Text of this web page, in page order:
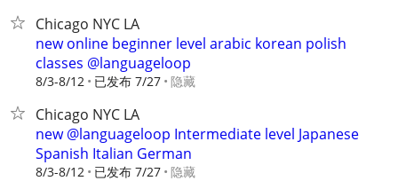
Chicago NYC LA
new online beginner level arabic korean polish
classes @languageloop
8/3-8/12 已发布 7/27 隐藏
Chicago NYC LA
new @languageloop Intermediate level Japanese
Spanish Italian German
8/3-8/12 已发布 7/27 隐藏